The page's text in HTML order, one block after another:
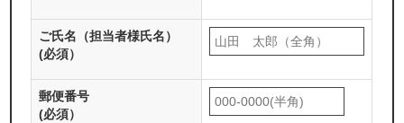
ご氏名（担当者様氏名）
(必須）
郵便番号
(必須）